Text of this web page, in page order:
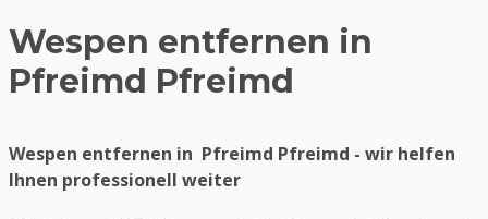
Wespen entfernen in
Pfreimd Pfreimd
Wespen entfernen in Pfreimd Pfreimd - wir helfen
Ihnen professionell weiter